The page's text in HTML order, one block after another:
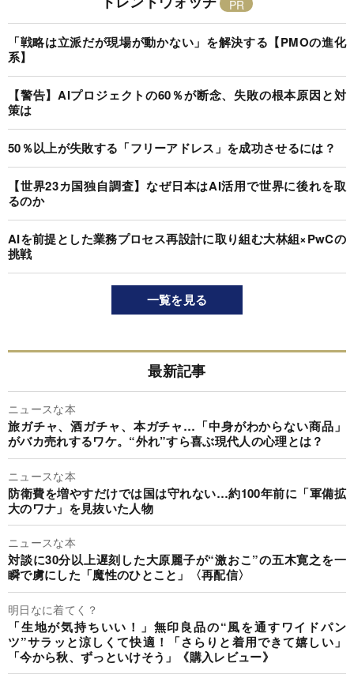
「戦略は立派だが現場が動かない」を解決する【PMOの進化
系】
【警告】AIプロジェクトの60％が断念、失敗の根本原因と対
策は
50％以上が失敗する「フリーアドレス」を成功させるには？
【世界23カ国独自調査】なぜ日本はAI活用で世界に後れを取
るのか
AIを前提とした業務プロセス再設計に取り組む大林組×PwCの
挑戦
一覧を見る
最新記事
ニュースな本
旅ガチャ、酒ガチャ、本ガチャ…「中身がわからない商品」
がバカ売れするワケ。“外れ”すら喜ぶ現代人の心理とは？
ニュースな本
防衛費を増やすだけでは国は守れない…約100年前に「軍備拡
大のワナ」を見抜いた人物
ニュースな本
対談に30分以上遅刻した大原麗子が“激おこ”の五木寛之を一
瞬で虜にした「魔性のひとこと」〈再配信〉
明日なに着てく？
「生地が気持ちいい！」無印良品の“風を通すワイドパン
ツ”サラッと涼しくて快適！「さらりと着用できて嬉しい」
「今から秋、ずっといけそう」《購入レビュー》